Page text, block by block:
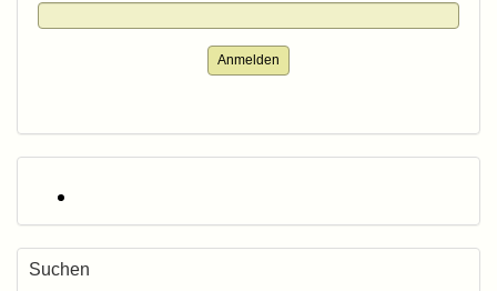
Anmelden
Suchen